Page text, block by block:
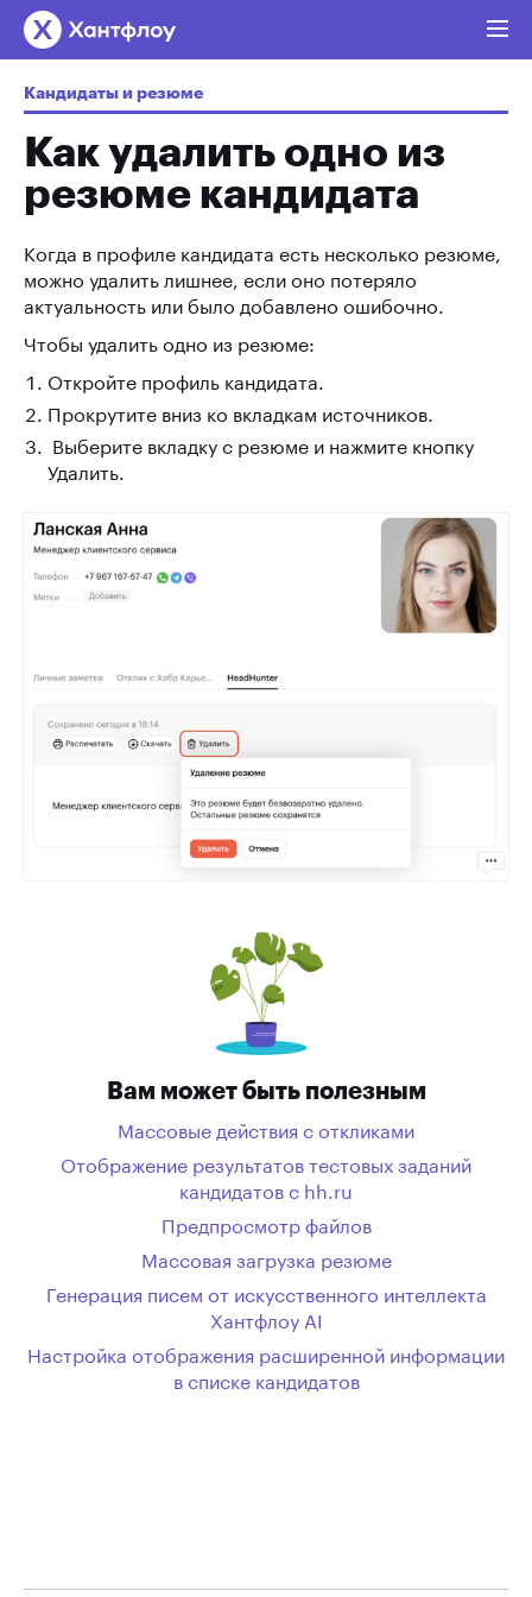
Кандидаты и резюме
Как удалить одно из
резюме кандидата
Когда в профиле кандидата есть несколько резюме,
можно удалить лишнее, если оно потеряло
актуальность или было добавлено ошибочно.
Чтобы удалить одно из резюме:
Откройте профиль кандидата.
Прокрутите вниз ко вкладкам источников.
Выберите вкладку с резюме и нажмите кнопку
Удалить.
Вам может быть полезным
Массовые действия с откликами
Отображение результатов тестовых заданий
кандидатов с hh.ru
Предпросмотр файлов
Массовая загрузка резюме
Генерация писем от искусственного интеллекта
Хантфлоу AI
Настройка отображения расширенной информации
в списке кандидатов